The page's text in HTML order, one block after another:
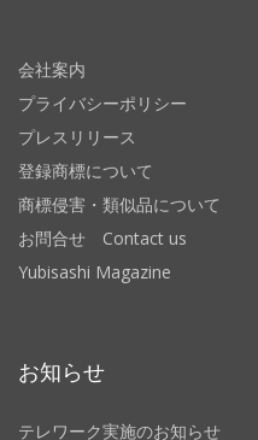
会社案内
プライバシーポリシー
プレスリリース
登録商標について
商標侵害・類似品について
お問合せ Contact us
Yubisashi Magazine
お知らせ
テレワーク実施のお知らせ